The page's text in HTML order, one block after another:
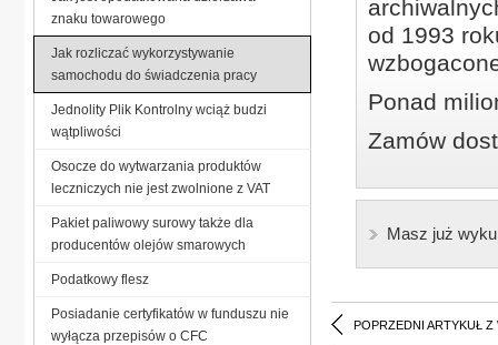
od 1993
Ponad
Zamów
Masz już
POPRZEDNI ARTYKUŁ Z
znaku towarowego
Jak rozliczać wykorzystywanie
samochodu do świadczenia pracy
Jednolity Plik Kontrolny wciąż budzi
wątpliwości
Osocze do wytwarzania produktów
leczniczych nie jest zwolnione z VAT
Pakiet paliwowy surowy także dla
producentów olejów smarowych
Podatkowy flesz
Posiadanie certyfikatów w funduszu nie
wyłącza przepisów o CFC